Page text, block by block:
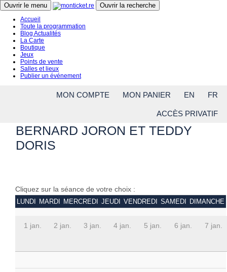
Ouvrir le menu Ouvrir la recherche
Close menu
Accueil
Toute la programmation
Blog Actualités
La Carte
Boutique
Jeux
Points de vente
Salles et lieux
Publier un événement
FR
EN
MON PANIER
MON COMPTE
ACCÈS PRIVATIF
BERNARD JORON ET TEDDY
DORIS
Cliquez sur la séance de votre choix :
LUNDI MARDI MERCREDI JEUDI VENDREDI SAMEDI DIMANCHE
1 jan. 2 jan. 3 jan. 4 jan. 5 jan. 6 jan. 7 jan.